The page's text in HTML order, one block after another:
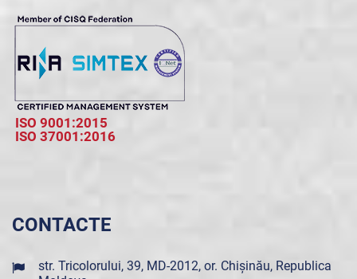
ISO 9001:2015
ISO 37001:2016
CONTACTE
str. Tricolorului, 39, MD-2012, or. Chișinău, Republica